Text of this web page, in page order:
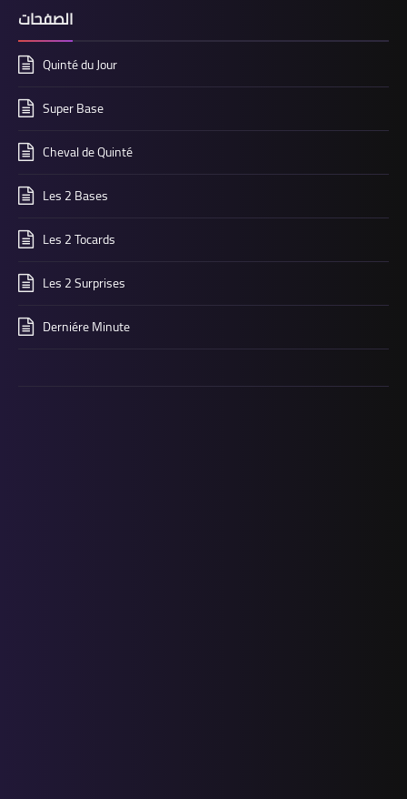
الصفحات
Quinté du Jour
Super Base
Cheval de Quinté
Les 2 Bases
Les 2 Tocards
Les 2 Surprises
Derniére Minute